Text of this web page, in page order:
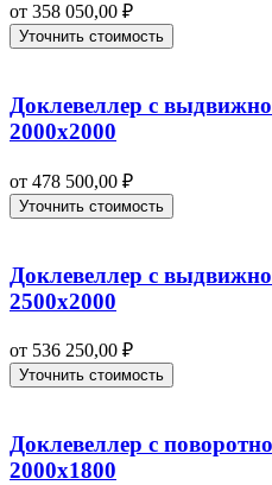
от 358 050,00 ₽
Уточнить стоимость
Доклевеллер с
2000х2000
от 478 500,00 ₽
Уточнить стоимость
Доклевеллер с
2500х2000
от 536 250,00 ₽
Уточнить стоимость
Доклевеллер с
2000х1800